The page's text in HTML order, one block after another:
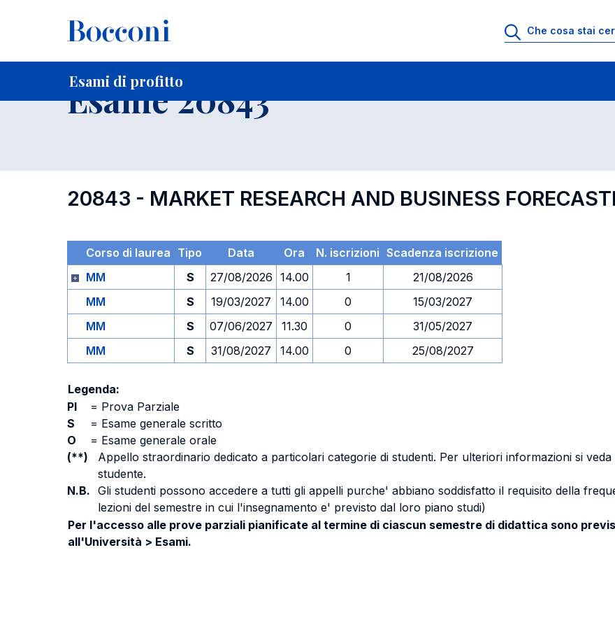
Esami di profitto
Home Per studenti iscritti
Esame 20843
20843 - MARKET RESEARCH AND BUSINESS
Corso di laurea Tipo Data Ora N. iscrizioni Scadenza iscrizione
MM
S 27/08/2026 14.00 1
21/08/2026
MM
S 19/03/2027 14.00 0
15/03/2027
MM
S 07/06/2027 11.30 0
31/05/2027
MM
S 31/08/2027 14.00 0 25/08/2027
Legenda:
PI
= Prova Parziale
S
= Esame generale scritto
O
= Esame generale orale
(**)
Appello straordinario dedicato a particolari categorie di studenti. Per ulteriori informazioni si veda
studente.
N.B. Gli studenti possono accedere a tutti gli appelli purche' abbiano soddisfatto il requisito della
lezioni del semestre in cui l'insegnamento e' previsto dal loro piano studi)
Per l'accesso alle prove parziali pianificate al termine di ciascun semestre di didattica sono
all'Università > Esami.